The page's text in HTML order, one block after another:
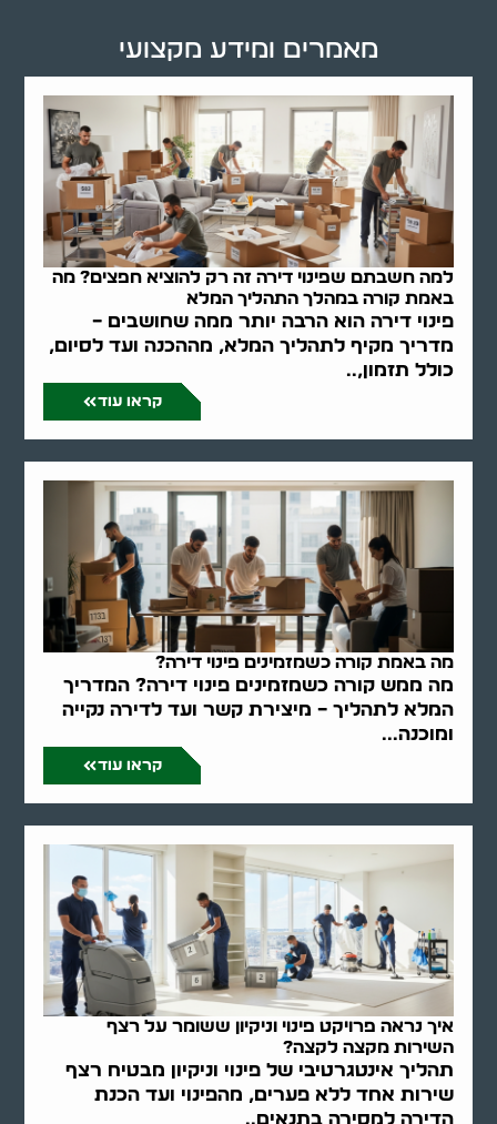
למה חשבתם שפינוי דירה זה רק להוציא חפצים? מה
באמת קורה במהלך התהליך המלא
פינוי דירה הוא הרבה יותר ממה שחושבים –
מדריך מקיף לתהליך המלא, מההכנה ועד לסיום,
כולל תזמון,..
קראו עוד
מה באמת קורה כשמזמינים פינוי דירה?
מה ממש קורה כשמזמינים פינוי דירה? המדריך
המלא לתהליך – מיצירת קשר ועד לדירה נקייה
ומוכנה...
קראו עוד
איך נראה פרויקט פינוי וניקיון ששומר על רצף
השירות מקצה לקצה?
תהליך אינטגרטיבי של פינוי וניקיון מבטיח רצף
שירות אחד ללא פערים, מהפינוי ועד הכנת
הדירה למסירה בתנאים..
מאמרים ומידע מקצועי